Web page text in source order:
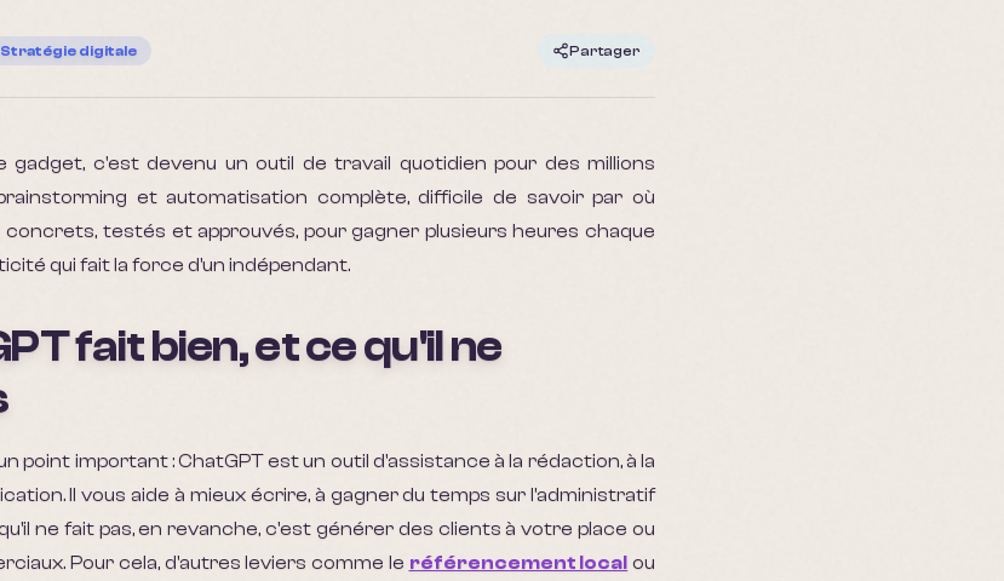
Stratégie digitale Partager
gadget, c'est devenu un outil de travail quotidien pour des millions
et automatisation complète, difficile de savoir par où
testés et approuvés, pour gagner plusieurs heures chaque
qui fait la force d'un indépendant.
fait bien, et ce qu'il ne
point important : ChatGPT est un outil d'assistance à la rédaction, à la
Il vous aide à mieux écrire, à gagner du temps sur l'administratif
ne fait pas, en revanche, c'est générer des clients à votre place ou
Pour cela, d'autres leviers comme le référencement local ou